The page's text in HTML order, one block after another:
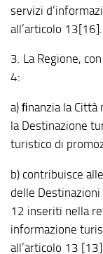
servizi
all’articolo 13[16].
3. La Regione,
4:
a) ﬁnanzia la
la Destinazione
turistico di
b) contribuisce
delle
12 inseriti nella
informazione
all’articolo 13